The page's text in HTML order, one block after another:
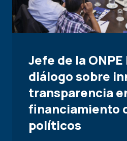
Jefe de la
diálogo sobre
transparencia
financiamiento
políticos